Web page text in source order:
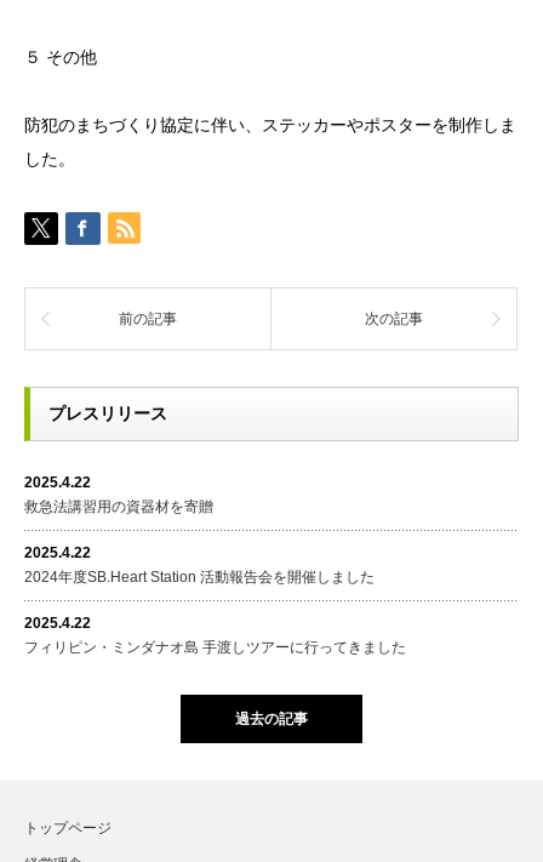
５ その他
防犯のまちづくり協定に伴い、ステッカーやポスターを制作しま
した。
前の記事 次の記事
プレスリリース
2025.4.22
救急法講習用の資器材を寄贈
2025.4.22
2024年度SB.Heart Station 活動報告会を開催しました
2025.4.22
フィリピン・ミンダナオ島 手渡しツアーに行ってきました
過去の記事
トップページ